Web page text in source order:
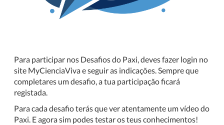
Para participar nos Desafios do Paxi, deves fazer login no
site MyCienciaViva e seguir as indicações. Sempre que
completares um desafio, a tua participação ficará
registada.
Para cada desafio terás que ver atentamente um vídeo do
Paxi. E agora sim podes testar os teus conhecimentos!